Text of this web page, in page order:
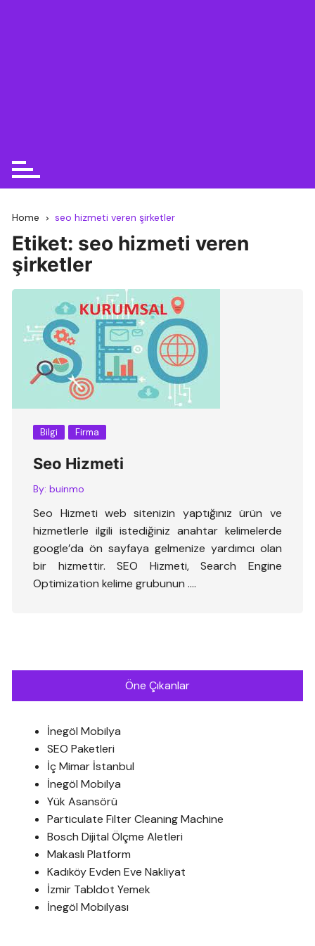
Home seo hizmeti veren şirketler
Etiket: seo hizmeti veren
şirketler
Bilgi Firma
Seo Hizmeti
By: buinmo
Seo Hizmeti web sitenizin yaptığınız ürün ve
hizmetlerle ilgili istediğiniz anahtar kelimelerde
google’da ön sayfaya gelmenize yardımcı olan
bir hizmettir. SEO Hizmeti, Search Engine
Optimization kelime grubunun ….
Öne Çıkanlar
İnegöl Mobilya
SEO Paketleri
İç Mimar İstanbul
İnegöl Mobilya
Yük Asansörü
Particulate Filter Cleaning Machine
Bosch Dijital Ölçme Aletleri
Makaslı Platform
Kadıköy Evden Eve Nakliyat
İzmir Tabldot Yemek
İnegöl Mobilyası